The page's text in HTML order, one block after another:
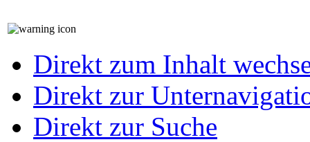
Direkt zum Inhalt
Direkt zur
Direkt zur Suche